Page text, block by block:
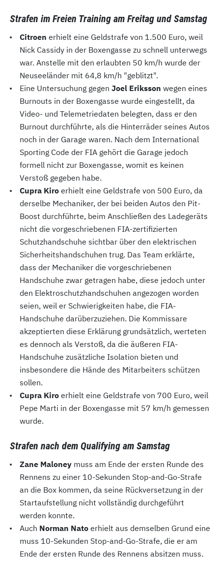
Strafen im Freien Training am Freitag und Samstag
Citroen erhielt eine Geldstrafe von 1.500 Euro, weil
Nick Cassidy in der Boxengasse zu schnell unterwegs
war. Anstelle mit den erlaubten 50 km/h wurde der
Neuseeländer mit 64,8 km/h "geblitzt".
Eine Untersuchung gegen Joel Eriksson wegen eines
Burnouts in der Boxengasse wurde eingestellt, da
Video- und Telemetriedaten belegten, dass er den
Burnout durchführte, als die Hinterräder seines Autos
noch in der Garage waren. Nach dem International
Sporting Code der FIA gehört die Garage jedoch
formell nicht zur Boxengasse, womit es keinen
Verstoß gegeben habe.
Cupra Kiro erhielt eine Geldstrafe von 500 Euro, da
derselbe Mechaniker, der bei beiden Autos den Pit-
Boost durchführte, beim Anschließen des Ladegeräts
nicht die vorgeschriebenen FIA-zertifizierten
Schutzhandschuhe sichtbar über den elektrischen
Sicherheitshandschuhen trug. Das Team erklärte,
dass der Mechaniker die vorgeschriebenen
Handschuhe zwar getragen habe, diese jedoch unter
den Elektroschutzhandschuhen angezogen worden
seien, weil er Schwierigkeiten habe, die FIA-
Handschuhe darüberzuziehen. Die Kommissare
akzeptierten diese Erklärung grundsätzlich, werteten
es dennoch als Verstoß, da die äußeren FIA-
Handschuhe zusätzliche Isolation bieten und
insbesondere die Hände des Mitarbeiters schützen
sollen.
Cupra Kiro erhielt eine Geldstrafe von 700 Euro, weil
Pepe Marti in der Boxengasse mit 57 km/h gemessen
wurde.
Strafen nach dem Qualifying am Samstag
Zane Maloney muss am Ende der ersten Runde des
Rennens zu einer 10-Sekunden Stop-and-Go-Strafe
an die Box kommen, da seine Rückversetzung in der
Startaufstellung nicht vollständig durchgeführt
werden konnte.
Auch Norman Nato erhielt aus demselben Grund eine
muss 10-Sekunden Stop-and-Go-Strafe, die er am
Ende der ersten Runde des Rennens absitzen muss.